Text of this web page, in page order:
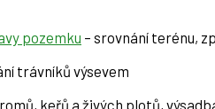
pozemku – srovnání terénu,
trávníků výsevem
keřů a živých plotů,